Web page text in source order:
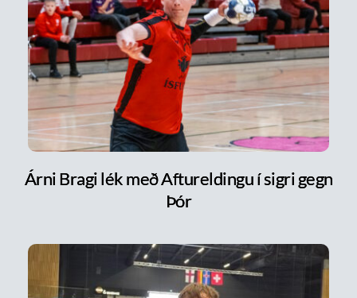
Árni Bragi lék með Aftureldingu í sigri gegn
Þór